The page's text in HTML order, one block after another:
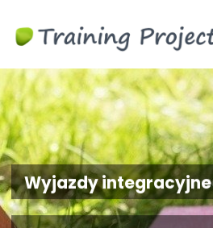
Wyjazdy integracyjne